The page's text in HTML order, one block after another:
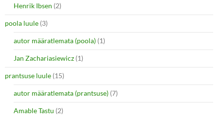
Henrik Ibsen (2)
poola luule (3)
autor määratlemata (poola) (1)
Jan Zachariasiewicz (1)
prantsuse luule (15)
autor määratlemata (prantsuse) (7)
Amable Tastu (2)